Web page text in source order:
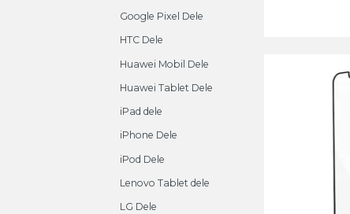
Google Pixel Dele
HTC Dele
Huawei Mobil Dele
Huawei Tablet Dele
iPad dele
iPhone Dele
iPod Dele
Lenovo Tablet dele
LG Dele